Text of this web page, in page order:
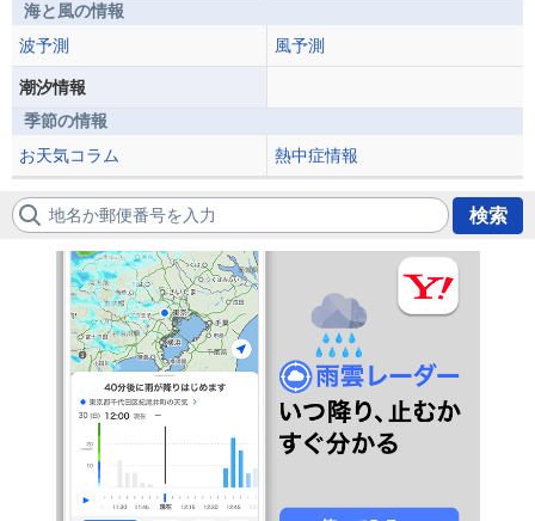
海と風の情報
波予測
風予測
潮汐情報
季節の情報
お天気コラム
熱中症情報
地名か郵便番号を入力 検索